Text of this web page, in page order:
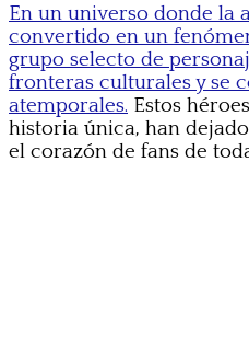
En un universo donde la
convertido en un
grupo selecto de
fronteras culturales y se
atemporales. Estos
historia única, han
el corazón de fans de